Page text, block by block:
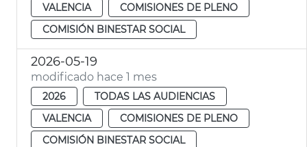
VALENCIA
COMISIONES DE PLENO
COMISIÓN BINESTAR SOCIAL
2026-05-19
modificado hace 1 mes
2026
TODAS LAS AUDIENCIAS
VALENCIA
COMISIONES DE PLENO
COMISIÓN BINESTAR SOCIAL